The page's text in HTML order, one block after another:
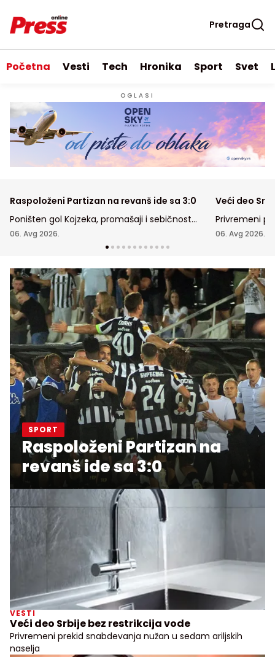
Pretraga
Početna Vesti Tech Hronika Sport Svet
OGLASI
Raspoloženi Partizan na revanš ide sa 3:0
Poništen gol Kojzeka, promašaji i sebičnost
saigrača - prava šteta što crno-beli nisu
revanš pretvorili u čistu formalnost
06. Avg 2026.
Veći deo
Privremeni
sedam
06. Avg 2026.
SPORT
Raspoloženi Partizan na
revanš ide sa 3:0
VESTI
Veći deo Srbije bez restrikcija vode
Privremeni prekid snabdevanja nužan u sedam ariljskih
naselja